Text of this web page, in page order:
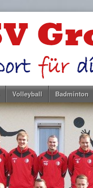
Volleyball Badminton